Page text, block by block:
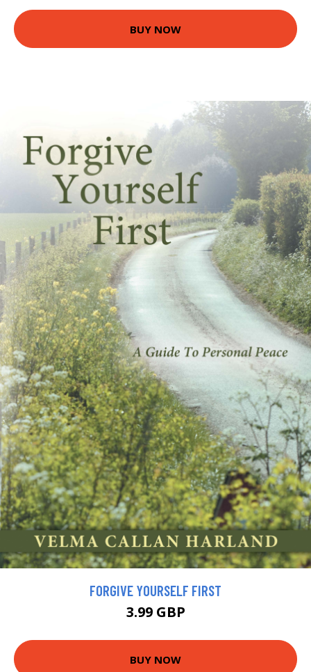
BUY NOW
FORGIVE YOURSELF FIRST
3.99 GBP
BUY NOW